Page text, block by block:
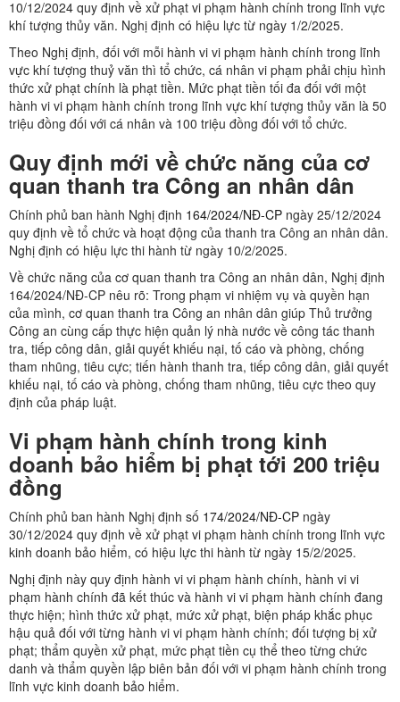
10/12/2024 quy định về xử phạt vi phạm hành chính trong lĩnh vực
khí tượng thủy văn. Nghị định có hiệu lực từ ngày 1/2/2025.
Theo Nghị định, đối với mỗi hành vi vi phạm hành chính trong lĩnh
vực khí tượng thuỷ văn thì tổ chức, cá nhân vi phạm phải chịu hình
thức xử phạt chính là phạt tiền. Mức phạt tiền tối đa đối với một
hành vi vi phạm hành chính trong lĩnh vực khí tượng thủy văn là 50
triệu đồng đối với cá nhân và 100 triệu đồng đối với tổ chức.
Quy định mới về chức năng của cơ
quan thanh tra Công an nhân dân
Chính phủ ban hành Nghị định 164/2024/NĐ-CP ngày 25/12/2024
quy định về tổ chức và hoạt động của thanh tra Công an nhân dân.
Nghị định có hiệu lực thi hành từ ngày 10/2/2025.
Về chức năng của cơ quan thanh tra Công an nhân dân, Nghị định
164/2024/NĐ-CP nêu rõ: Trong phạm vi nhiệm vụ và quyền hạn
của mình, cơ quan thanh tra Công an nhân dân giúp Thủ trưởng
Công an cùng cấp thực hiện quản lý nhà nước về công tác thanh
tra, tiếp công dân, giải quyết khiếu nại, tố cáo và phòng, chống
tham nhũng, tiêu cực; tiến hành thanh tra, tiếp công dân, giải quyết
khiếu nại, tố cáo và phòng, chống tham nhũng, tiêu cực theo quy
định của pháp luật.
Vi phạm hành chính trong kinh
doanh bảo hiểm bị phạt tới 200 triệu
đồng
Chính phủ ban hành Nghị định số 174/2024/NĐ-CP ngày
30/12/2024 quy định về xử phạt vi phạm hành chính trong lĩnh vực
kinh doanh bảo hiểm, có hiệu lực thi hành từ ngày 15/2/2025.
Nghị định này quy định hành vi vi phạm hành chính, hành vi vi
phạm hành chính đã kết thúc và hành vi vi phạm hành chính đang
thực hiện; hình thức xử phạt, mức xử phạt, biện pháp khắc phục
hậu quả đối với từng hành vi vi phạm hành chính; đối tượng bị xử
phạt; thẩm quyền xử phạt, mức phạt tiền cụ thể theo từng chức
danh và thẩm quyền lập biên bản đối với vi phạm hành chính trong
lĩnh vực kinh doanh bảo hiểm.